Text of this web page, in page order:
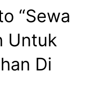
“Sewa
Untuk
Di